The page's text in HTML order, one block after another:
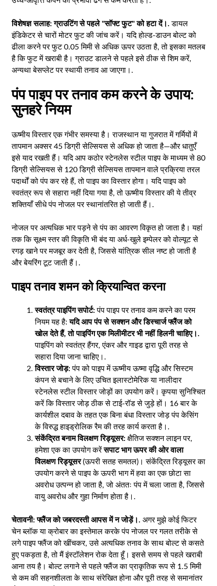
विशेषज्ञ सलाह: ग्राउटिंग से पहले "सॉफ्ट फुट" को हटा दें।. डायल
इंडिकेटर से चारों मोटर फुट की जांच करें। यदि होल्ड-डाउन बोल्ट को
ढीला करने पर फुट 0.05 मिमी से अधिक ऊपर उठता है, तो इसका मतलब
है कि फुट में खराबी है। ग्राउट डालने से पहले इसे ठीक से शिम करें,
अन्यथा बेसप्लेट पर स्थायी तनाव आ जाएगा।.
पंप पाइप पर तनाव कम करने के उपाय:
सुनहरे नियम
ऊष्मीय विस्तार एक गंभीर समस्या है। राजस्थान या गुजरात में गर्मियों में
तापमान अक्सर 45 डिग्री सेल्सियस से अधिक हो जाता है—और धातुएँ
इसे याद रखती हैं। यदि आप कठोर स्टेनलेस स्टील पाइप के माध्यम से 80
डिग्री सेल्सियस से 120 डिग्री सेल्सियस तापमान वाले प्रक्रिया तरल
पदार्थों को पंप कर रहे हैं, तो पाइप का विस्तार होगा। यदि पाइप को
स्वतंत्र रूप से सहारा नहीं दिया गया है, तो ऊष्मीय विस्तार की ये तीव्र
शक्तियाँ सीधे पंप नोजल पर स्थानांतरित हो जाती हैं।.
नोजल पर अत्यधिक भार पड़ने से पंप का आवरण विकृत हो जाता है। यहां
तक कि सूक्ष्म स्तर की विकृति भी बंद या अर्ध-खुले इम्पेलर को वोल्यूट से
रगड़ खाने पर मजबूर कर देती है, जिससे यांत्रिक सील नष्ट हो जाती है
और बेयरिंग टूट जाती हैं।.
पाइप तनाव शमन को क्रियान्वित करना
स्वतंत्र पाइपिंग सपोर्ट:पंप पाइप पर तनाव कम करने का परम
नियम यह है:यदि आप पंप से सक्शन और डिस्चार्ज फ्लैंज को
खोल देते हैं, तो पाइपिंग एक मिलीमीटर भी नहीं हिलनी चाहिए।.
पाइपिंग को स्वतंत्र हैंगर, एंकर और गाइड द्वारा पूरी तरह से
सहारा दिया जाना चाहिए।.
विस्तार जोड़:पंप को पाइप में ऊष्मीय ऊष्मा वृद्धि और सिस्टम
कंपन से बचाने के लिए उचित इलास्टोमेरिक या नालीदार
स्टेनलेस स्टील विस्तार जोड़ों का उपयोग करें। कृपया सुनिश्चित
करें कि विस्तार जोड़ ठीक से टाई-रॉड से जुड़े हों। 16 बार के
कार्यशील दबाव के तहत एक बिना बंधा विस्तार जोड़ पंप केसिंग
के विरुद्ध हाइड्रोलिक रैम की तरह कार्य करता है।.
संकेंद्रित बनाम विलक्षण रिड्यूसर: क्षैतिज सक्शन लाइन पर,
हमेशा एक का उपयोग करेंसपाट भाग ऊपर की ओर वाला
विलक्षण रिड्यूसर(ऊपरी सतह समतल)। संकेंद्रित रिड्यूसर का
उपयोग करने से पाइप के ऊपरी भाग में हवा का एक छोटा सा
अवरोध उत्पन्न हो जाता है, जो अंततः पंप में चला जाता है, जिससे
वायु अवरोध और गुहा निर्माण होता है।.
चेतावनी: फ्लैंज को जबरदस्ती आपस में न जोड़ें।. अगर मुझे कोई फिटर
चेन ब्लॉक या क्रोबार का इस्तेमाल करके पंप नोजल पर गलत तरीके से
लगे पाइप फ्लैंज को खींचकर, उसे अत्यधिक तनाव के साथ बोल्ट से कसते
हुए पकड़ता है, तो मैं इंस्टॉलेशन रोक देता हूँ। इससे समय से पहले खराबी
आना तय है। बोल्ट लगाने से पहले फ्लैंज का प्राकृतिक रूप से 1.5 मिमी
से कम की सहनशीलता के साथ संरेखित होना और पूरी तरह से समानांतर